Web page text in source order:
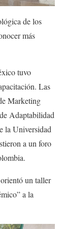
de los
más
tuvo
Las
Marketing
Adaptabilidad
la Universidad
a un foro
un taller
a la